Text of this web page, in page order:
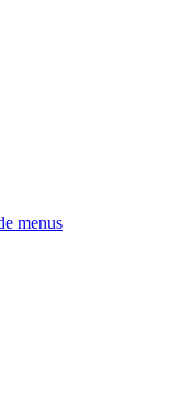
menus